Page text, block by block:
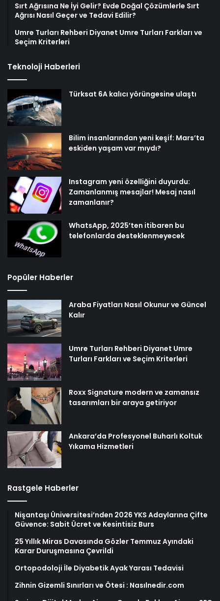
Sırt Ağrısına Ne İyi Gelir? Evde Doğal Çözümlerle Sırt
Ağrısı Nasıl Geçer ve Tedavi Edilir?
Umre Turları Rehberi Diyanet Umre Turları Farkları ve
Seçim Kriterleri
Teknoloji Haberleri
Türksat 6A kalıcı yörüngesine ulaştı
Bilim insanlarından yeni keşif: Mars’ta
eskiden yaşam var mıydı?
Instagram yeni özelliğini duyurdu:
Zamanlanmış mesajlar! Mesaj nasıl
zamanlanır?
WhatsApp, 2025’ten itibaren bu
telefonlarda desteklenmeyecek
Popüler Haberler
Araba Fiyatları Nasıl Okunur ve Güncel
Kalır
Umre Turları Rehberi Diyanet Umre
Turları Farkları ve Seçim Kriterleri
Roxx Signature modern ve zamansız
tasarımları bir araya getiriyor
Ankara’da Profesyonel Buharlı Koltuk
Yıkama Hizmetleri
Rastgele Haberler
Nişantaşı Üniversitesi’nden 2026 YKS Adaylarına Çifte
Güvence: Sabit Ücret ve Kesintisiz Burs
25 Yıllık Miras Davasında Gözler Temmuz Ayındaki
Karar Duruşmasına Çevrildi
Ortopodoloji İle Diyabetik Ayak Yarası Tedavisi
Zihnin Gizemli Sınırları ve Ötesi : Nasılnedir.com